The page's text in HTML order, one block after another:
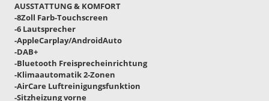
AUSSTATTUNG & KOMFORT
-8Zoll Farb-Touchscreen
-6 Lautsprecher
-AppleCarplay/AndroidAuto
-DAB+
-Bluetooth Freisprecheinrichtung
-Klimaautomatik 2-Zonen
-AirCare Luftreinigungsfunktion
-Sitzheizung vorne